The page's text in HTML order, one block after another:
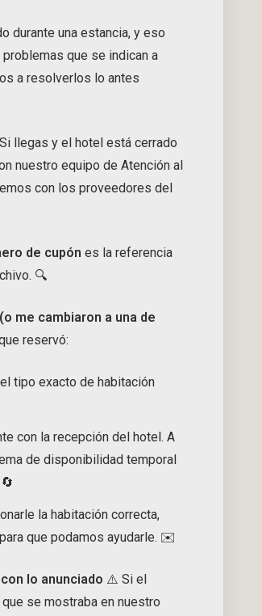
durante una estancia, y eso
que se indican a
a resolverlos lo antes
llegas y el hotel está cerrado
nuestro equipo de Atención al
con los proveedores del
de cupón es la referencia
🔍
me cambiaron a una de
reservó:
tipo exacto de habitación
con la recepción del hotel. A
de disponibilidad temporal
la habitación correcta,
que podamos ayudarle. ✉️
lo anunciado ⚠️ Si el
se mostraba en nuestro